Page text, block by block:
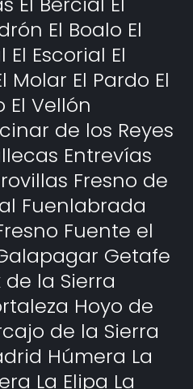
El Boalo El
Escorial El
Molar El Pardo El
El Vellón
de los Reyes
Entrevías
Fresno de
Fuenlabrada
Fuente el
Getafe
la Sierra
Hoyo de
de la Sierra
Húmera La
La Elipa La